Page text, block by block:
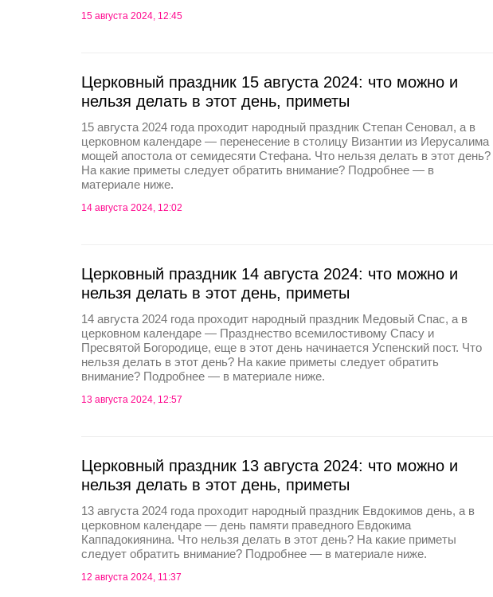
15 августа 2024, 12:45
Церковный праздник 15 августа 2024: что можно и
нельзя делать в этот день, приметы
15 августа 2024 года проходит народный праздник Степан Сеновал, а в
церковном календаре — перенесение в столицу Византии из Иерусалима
мощей апостола от семидесяти Стефана. Что нельзя делать в этот день?
На какие приметы следует обратить внимание? Подробнее — в
материале ниже.
14 августа 2024, 12:02
Церковный праздник 14 августа 2024: что можно и
нельзя делать в этот день, приметы
14 августа 2024 года проходит народный праздник Медовый Спас, а в
церковном календаре — Празднество всемилостивому Спасу и
Пресвятой Богородице, еще в этот день начинается Успенский пост. Что
нельзя делать в этот день? На какие приметы следует обратить
внимание? Подробнее — в материале ниже.
13 августа 2024, 12:57
Церковный праздник 13 августа 2024: что можно и
нельзя делать в этот день, приметы
13 августа 2024 года проходит народный праздник Евдокимов день, а в
церковном календаре — день памяти праведного Евдокима
Каппадокиянина. Что нельзя делать в этот день? На какие приметы
следует обратить внимание? Подробнее — в материале ниже.
12 августа 2024, 11:37